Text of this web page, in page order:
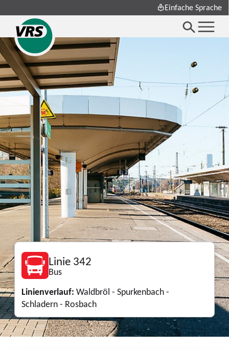
Einfache Sprache
Linie 342
Bus
Linienverlauf: Waldbröl - Spurkenbach -
Schladern - Rosbach